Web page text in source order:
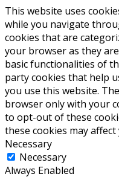
This website uses
while you navigate
cookies that are
your browser as they
basic functionalities of
party cookies that help
you use this website.
browser only with your
to opt-out of these
these cookies may
Necessary
Necessary
Always Enabled